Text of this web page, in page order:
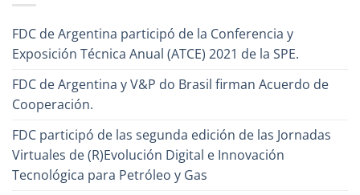
FDC de Argentina participó de la Conferencia y
Exposición Técnica Anual (ATCE) 2021 de la SPE.
FDC de Argentina y V&P do Brasil firman Acuerdo de
Cooperación.
FDC participó de las segunda edición de las Jornadas
Virtuales de (R)Evolución Digital e Innovación
Tecnológica para Petróleo y Gas